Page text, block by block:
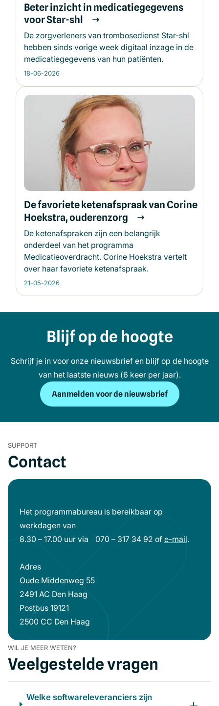
Beter inzicht in medicatiegegevens
voor Star-shl
De zorgverleners van trombosedienst Star-shl
hebben sinds vorige week digitaal inzage in de
medicatiegegevens van hun patiënten.
18-06-2026
De favoriete ketenafspraak van Corine
Hoekstra, ouderenzorg
De ketenafspraken zijn een belangrijk
onderdeel van het programma
Medicatieoverdracht. Corine Hoekstra vertelt
over haar favoriete ketenafspraak.
21-05-2026
Blijf op de hoogte
Schrijf je in voor onze nieuwsbrief en blijf op de hoogte
van het laatste nieuws (6 keer per jaar).
Aanmelden voor de nieuwsbrief
SUPPORT
Contact
Het programmabureau is bereikbaar op
werkdagen van
8.30 – 17.00 uur via 070 – 317 34 92 of e-mail(opent
.
Adres
Oude Middenweg 55
2491 AC Den Haag
Postbus 19121
2500 CC Den Haag
WIL JE MEER WETEN?
Veelgestelde vragen
Welke softwareleveranciers zijn